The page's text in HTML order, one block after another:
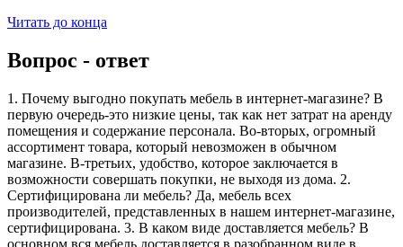
Читать до конца
Вопрос - ответ
1. Почему выгодно покупать мебель в интернет-магазине? В
первую очередь-это низкие цены, так как нет затрат на аренду
помещения и содержание персонала. Во-вторых, огромный
ассортимент товара, который невозможен в обычном
магазине. В-третьих, удобство, которое заключается в
возможности совершать покупки, не выходя из дома. 2.
Сертифицирована ли мебель? Да, мебель всех
производителей, представленных в нашем интернет-магазине,
сертифицирована. 3. В каком виде доставляется мебель? В
основном вся мебель доставляется в разобранном виде в